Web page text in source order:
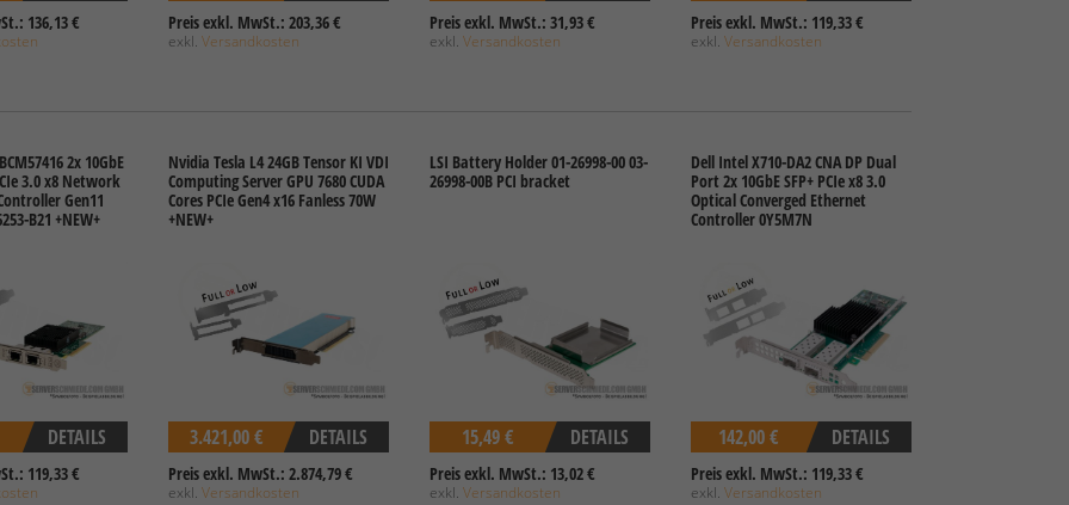
136,13 € Preis exkl. MwSt.: 203,36 €
exkl. Versandkosten
Preis exkl. MwSt.: 31,93 €
exkl. Versandkosten
Preis exkl. MwSt.: 119,33 €
exkl. Versandkosten
2x 10GbE
3.0 x8 Network
Gen11
B21 +NEW+
DETAILS
119,33 €
Nvidia Tesla L4 24GB Tensor KI VDI
Computing Server GPU 7680 CUDA
Cores PCIe Gen4 x16 Fanless 70W
+NEW+
DETAILS
3.421,00 €
Preis exkl. MwSt.: 2.874,79 €
exkl. Versandkosten
LSI Battery Holder 01-26998-00 03-
26998-00B PCI bracket
DETAILS
15,49 €
Preis exkl. MwSt.: 13,02 €
exkl. Versandkosten
Dell Intel X710-DA2 CNA DP Dual
Port 2x 10GbE SFP+ PCIe x8 3.0
Optical Converged Ethernet
Controller 0Y5M7N
DETAILS
142,00 €
Preis exkl. MwSt.: 119,33 €
exkl. Versandkosten